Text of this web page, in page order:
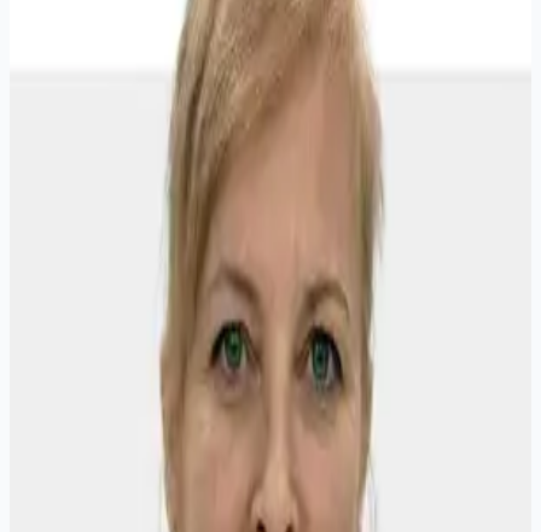
Аккредитация
Квалификационная категория: Вторая, по
специальности "Акушерство и гинекология",
Центральная аттестационная комиссия
минестерства здравоохранения Республика Саха
(Якутия). Действует до 14 мая 2005 г.
Квалификационная категория: Первая, по
Отделение центральнлй аттестационной
комиссии в Сибирском Федеральном округе.
Действует до 27 ноября 2012 г.
"Ультразвуковая диагностика", ООО
"ИНСТИТУТ ИННОВАЦИОННЫХ
ТЕХНОЛОГИЙ" г. Оренбург, повышение
квалификации, сертификат №562413365209, до
30.12.2025г.. Действует до 30 декабря 2025 г.
Образование
1992 - "Иркутский государственный
медицинский институт", по специальности